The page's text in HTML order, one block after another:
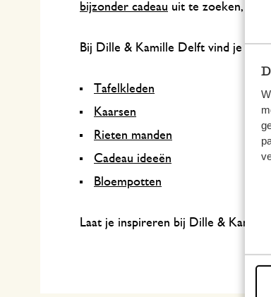
bijzonder cadeau uit te zoeken, een
Bij Dille & Kamille Delft vind je
Tafelkleden
Kaarsen
Rieten manden
Cadeau ideeën
Bloempotten
Laat je inspireren bij Dille & Kamille